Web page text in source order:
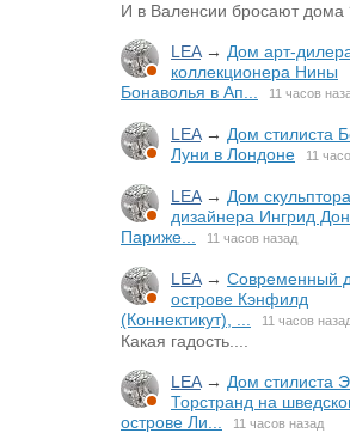
И в Валенсии бросают дома
LEA→ Дом арт-
коллекционера Нины
Бонаволья в Ап...
11 часов
LEA→ Дом стилиста
Луни в Лондоне
11
LEA→ Дом
дизайнера Ингрид
Париже...
11 часов назад
LEA→ Современный
острове Кэнфилд
(Коннектикут), ...
11 часов
Какая гадость....
LEA→ Дом стилиста
Торстранд на
острове Ли...
11 часов назад